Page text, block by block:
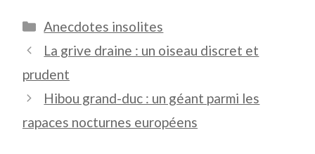
Catégories
Anecdotes insolites
La grive draine : un oiseau discret et
prudent
Hibou grand-duc : un géant parmi les
rapaces nocturnes européens